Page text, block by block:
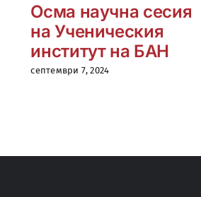
Осма научна сесия
на Ученическия
институт на БАН
септември 7, 2024